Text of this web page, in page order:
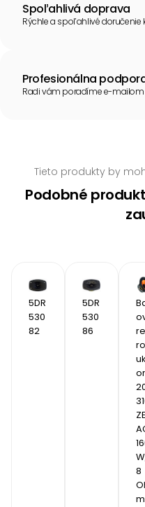
Spoľahlivá doprava
Rýchle a spoľahlivé doručenie
Profesionálna
Radi vám poradíme e-mailom
Tieto produkty by
Podobné
5DR
530
82
5DR
530
86
or
8
m